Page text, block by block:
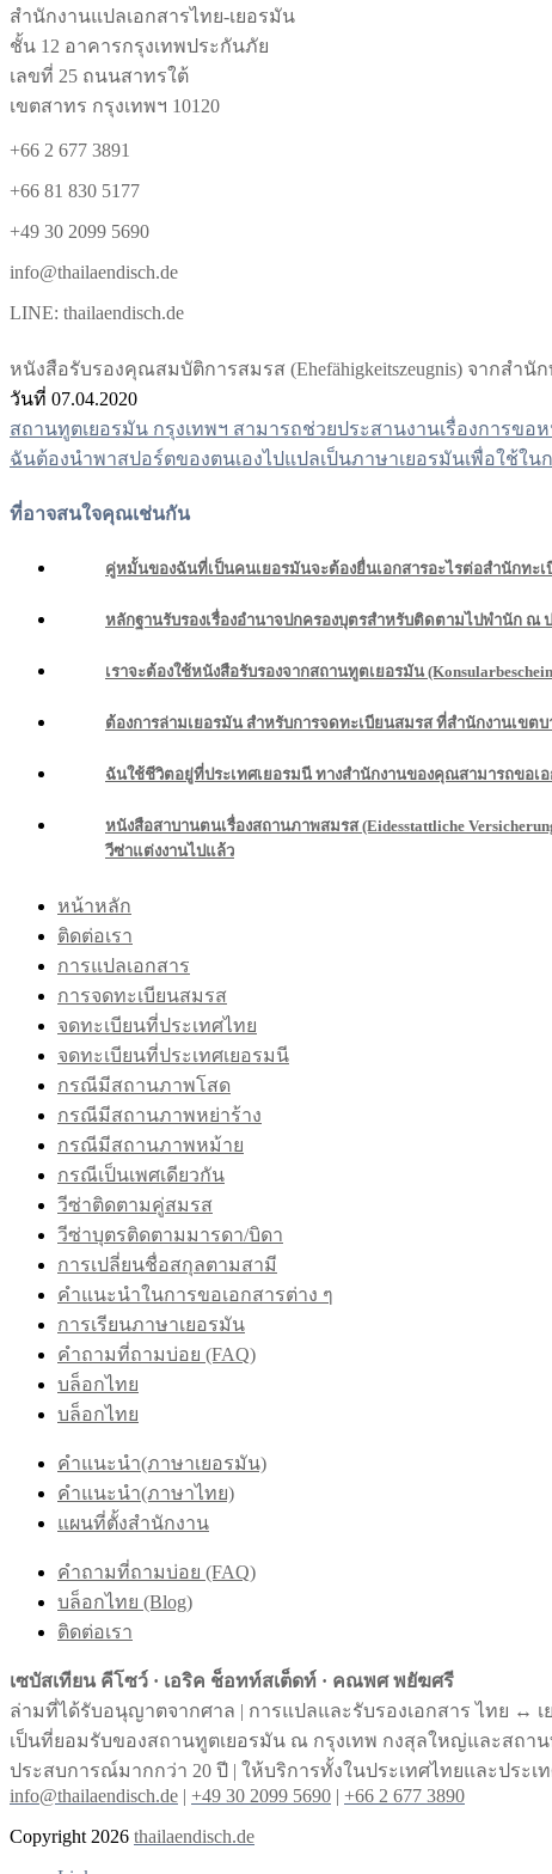
สำนักงานแปลเอกสารไทย-เยอรมัน
ชั้น 12 อาคารกรุงเทพประกันภัย
เลขที่ 25 ถนนสาทรใต้
เขตสาทร กรุงเทพฯ 10120
+66 2 677 3891
+66 81 830 5177
+49 30 2099 5690
info@thailaendisch.de
LINE: thailaendisch.de
หนังสือรับรองคุณสมบัติการสมรส (Ehefähigkeitszeugnis) จากส
วันที่ 07.04.2020
แนะแนว
สถานทูตเยอรมัน กรุงเทพฯ สามารถช่วยประสานงานเรื่องการขอ
ฉันต้องนำพาสปอร์ตของตนเองไปแปลเป็นภาษาเยอรมันเพื่อใช้ใ
ที่อาจสนใจคุณเช่นกัน
คู่หมั้นของฉันที่เป็นคนเยอรมันจะต้องยื่นเอกสารอะไรต่อสำนักทะ
หลักฐานรับรองเรื่องอำนาจปกครองบุตรสำหรับติดตามไปพำนัก ณ
เราจะต้องใช้หนังสือรับรองจากสถานทูตเยอรมัน
ต้องการล่ามเยอรมัน สำหรับการจดทะเบียนสมรส ที่สำนักงานเขต
ฉันใช้ชีวิตอยู่ที่ประเทศเยอรมนี ทางสำนักงานของคุณสามารถขอ
หนังสือสาบานตนเรื่องสถานภาพสมรส (Eidesstattliche
วีซ่าแต่งงานไปแล้ว
หน้าหลัก
ติดต่อเรา
การแปลเอกสาร
การจดทะเบียนสมรส
จดทะเบียนที่ประเทศไทย
จดทะเบียนที่ประเทศเยอรมนี
กรณีมีสถานภาพโสด
กรณีมีสถานภาพหย่าร้าง
กรณีมีสถานภาพหม้าย
กรณีเป็นเพศเดียวกัน
วีซ่าติดตามคู่สมรส
วีซ่าบุตรติดตามมารดา/บิดา
การเปลี่ยนชื่อสกุลตามสามี
คำแนะนำในการขอเอกสารต่าง ๆ
การเรียนภาษาเยอรมัน
คำถามที่ถามบ่อย (FAQ)
บล็อกไทย
บล็อกไทย
คำแนะนำ(ภาษาเยอรมัน)
คำแนะนำ(ภาษาไทย)
แผนที่ตั้งสำนักงาน
คำถามที่ถามบ่อย (FAQ)
บล็อกไทย (Blog)
ติดต่อเรา
เซบัสเทียน คีโซว์ · เอริค ช็อทท์สเต็ดท์ · คณพศ พยัฆศรี
ล่ามที่ได้รับอนุญาตจากศาล | การแปลและรับรองเอกสาร ไทย ↔︎
เป็นที่ยอมรับของสถานทูตเยอรมัน ณ กรุงเทพ กงสุลใหญ่และสถาน
ประสบการณ์มากกว่า 20 ปี | ให้บริการทั้งในประเทศไทยและประเ
info@thailaendisch.de | +49 30 2099 5690 | +66 2 677 3890
Copyright 2026 thailaendisch.de